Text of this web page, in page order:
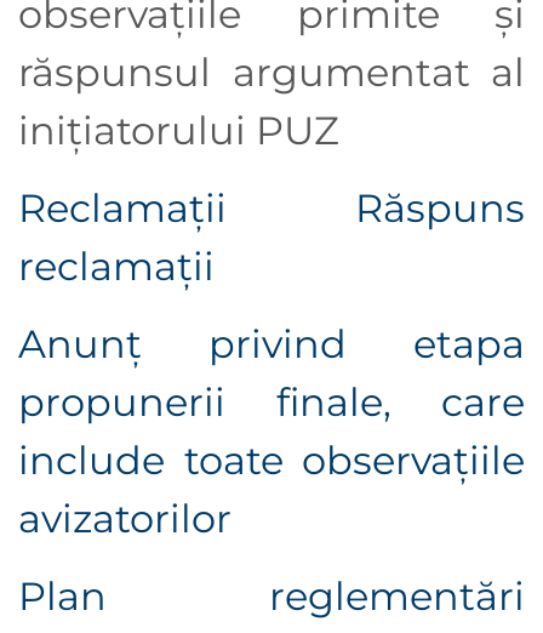
observaţiile primite şi
răspunsul argumentat al
iniţiatorului PUZ
Reclamații
Răspuns
reclamații
Anunț privind etapa
propunerii finale, care
include toate observaţiile
avizatorilor
Plan reglementări